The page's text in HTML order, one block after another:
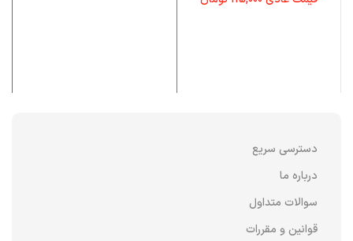
دسترسی سریع
درباره ما
سوالات متداول
قوانین و مقررات